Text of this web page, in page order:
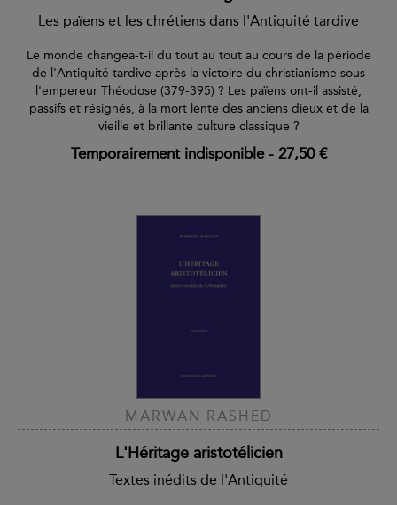
Les païens et les chrétiens dans l'Antiquité tardive
Le monde changea-t-il du tout au tout au cours de la période
de l'Antiquité tardive après la victoire du christianisme sous
l'empereur Théodose (379-395) ? Les païens ont-il assisté,
passifs et résignés, à la mort lente des anciens dieux et de la
vieille et brillante culture classique ?
Temporairement indisponible- 27,50 €
MARWAN RASHED
L'Héritage aristotélicien
Textes inédits de l'Antiquité